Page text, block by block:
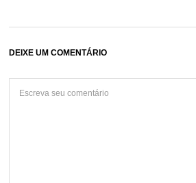
DEIXE UM COMENTÁRIO